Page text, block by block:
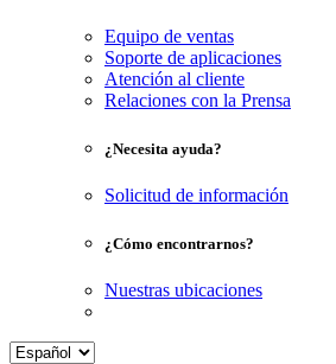
Equipo de ventas
Soporte de aplicaciones
Atención al cliente
Relaciones con la Prensa
¿Necesita ayuda?
Solicitud de información
¿Cómo encontrarnos?
Nuestras ubicaciones